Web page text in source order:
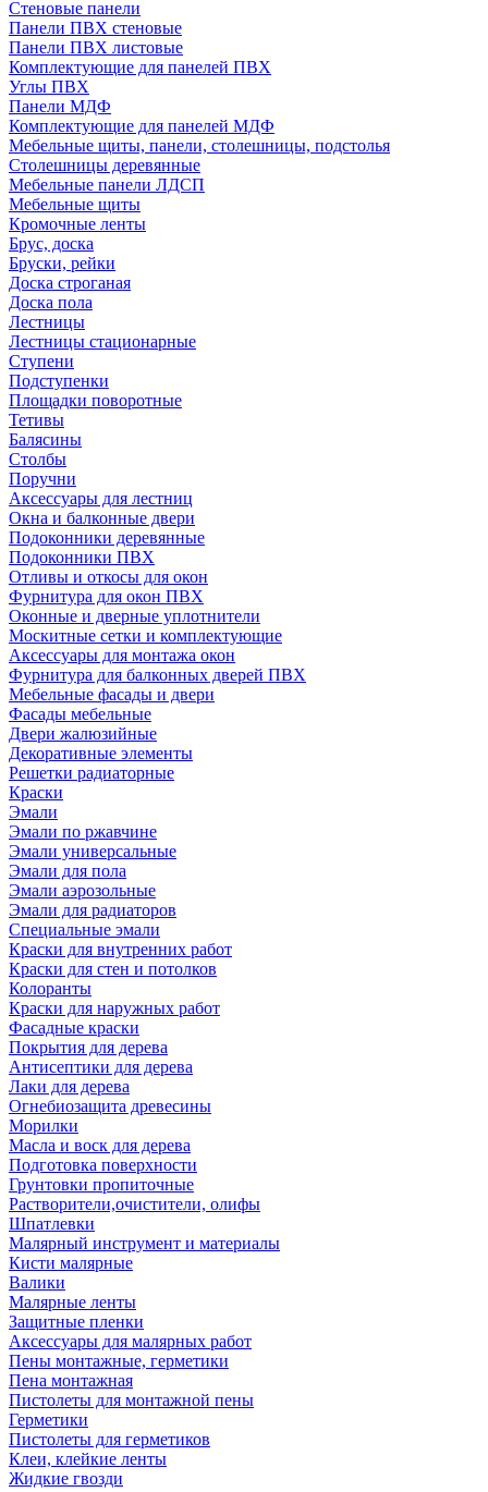
Стеновые панели
Панели ПВХ стеновые
Панели ПВХ листовые
Комплектующие для панелей ПВХ
Углы ПВХ
Панели МДФ
Комплектующие для панелей МДФ
Мебельные щиты, панели, столешницы, подстолья
Столешницы деревянные
Мебельные панели ЛДСП
Мебельные щиты
Кромочные ленты
Брус, доска
Бруски, рейки
Доска строганая
Доска пола
Лестницы
Лестницы стационарные
Ступени
Подступенки
Площадки поворотные
Тетивы
Балясины
Столбы
Поручни
Аксессуары для лестниц
Окна и балконные двери
Подоконники деревянные
Подоконники ПВХ
Отливы и откосы для окон
Фурнитура для окон ПВХ
Оконные и дверные уплотнители
Москитные сетки и комплектующие
Аксессуары для монтажа окон
Фурнитура для балконных дверей ПВХ
Мебельные фасады и двери
Фасады мебельные
Двери жалюзийные
Декоративные элементы
Решетки радиаторные
Краски
Эмали
Эмали по ржавчине
Эмали универсальные
Эмали для пола
Эмали аэрозольные
Эмали для радиаторов
Специальные эмали
Краски для внутренних работ
Краски для стен и потолков
Колоранты
Краски для наружных работ
Фасадные краски
Покрытия для дерева
Антисептики для дерева
Лаки для дерева
Огнебиозащита древесины
Морилки
Масла и воск для дерева
Подготовка поверхности
Грунтовки пропиточные
Растворители,очистители, олифы
Шпатлевки
Малярный инструмент и материалы
Кисти малярные
Валики
Малярные ленты
Защитные пленки
Аксессуары для малярных работ
Пены монтажные, герметики
Пена монтажная
Пистолеты для монтажной пены
Герметики
Пистолеты для герметиков
Клеи, клейкие ленты
Жидкие гвозди